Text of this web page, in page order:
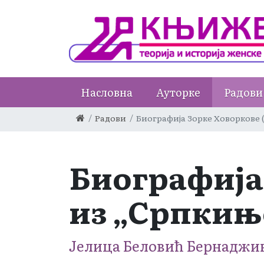
Насловна Ауторке Радови
Радови Биографија Зорке
из
Јелица Беловић